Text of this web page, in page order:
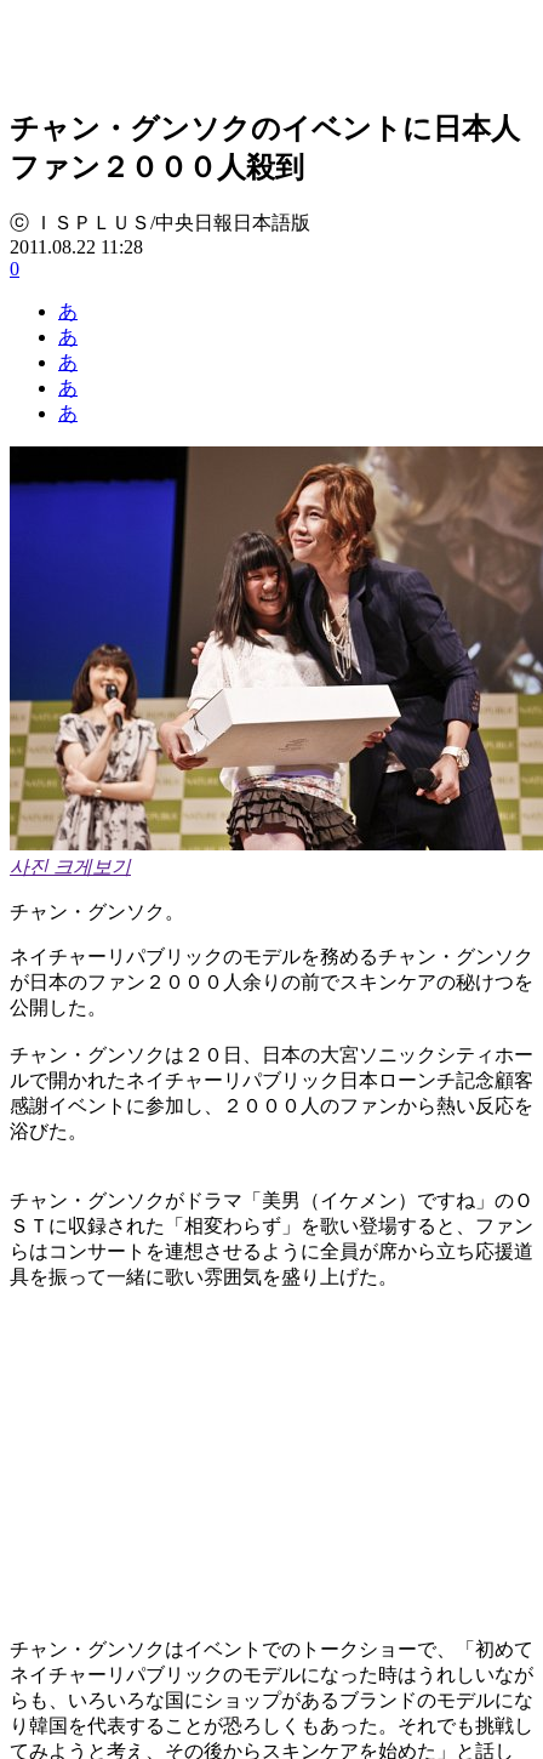
チャン・グンソクのイベントに日本人
ファン２０００人殺到
ⓒ ＩＳＰＬＵＳ/中央日報日本語版
2011.08.22 11:28
0
あ
あ
あ
あ
あ
사진 크게보기
チャン・グンソク。
ネイチャーリパブリックのモデルを務めるチャン・グンソク
が日本のファン２０００人余りの前でスキンケアの秘けつを
公開した。
チャン・グンソクは２０日、日本の大宮ソニックシティホー
ルで開かれたネイチャーリパブリック日本ローンチ記念顧客
感謝イベントに参加し、２０００人のファンから熱い反応を
浴びた。
チャン・グンソクがドラマ「美男（イケメン）ですね」のＯ
ＳＴに収録された「相変わらず」を歌い登場すると、ファン
らはコンサートを連想させるように全員が席から立ち応援道
具を振って一緒に歌い雰囲気を盛り上げた。
チャン・グンソクはイベントでのトークショーで、「初めて
ネイチャーリパブリックのモデルになった時はうれしいなが
らも、いろいろな国にショップがあるブランドのモデルにな
り韓国を代表することが恐ろしくもあった。それでも挑戦し
てみようと考え、その後からスキンケアを始めた」と話し